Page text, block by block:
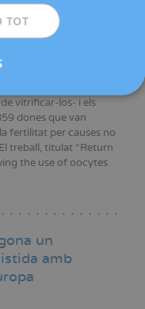
de la Reproducció
retrospectiu que
de pacients que
vitrificar-los- i els
dones que van
fertilitat per causes no
treball, titulat “Return
the use of oocytes
un
amb
TOT